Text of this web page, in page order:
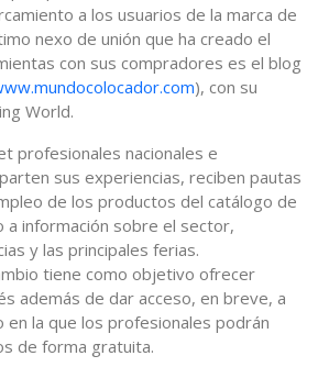
a los usuarios de la marca de
nexo de unión que ha creado el
con sus compradores es el blog
), con su
World.
profesionales nacionales e
sus experiencias, reciben pautas
de los productos del catálogo de
a información sobre el sector,
y las principales ferias.
tiene como objetivo ofrecer
además de dar acceso, en breve, a
en la que los profesionales podrán
de forma gratuita.